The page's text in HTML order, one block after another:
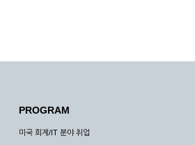
PROGRAM
미국 회계/IT 분야 취업